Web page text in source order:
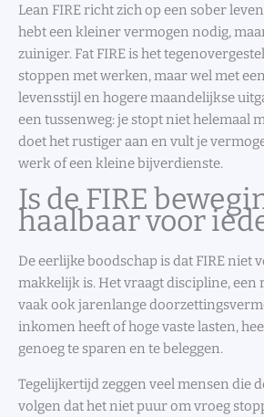
Lean FIRE richt zich op een sober
hebt een kleiner vermogen nodig,
zuiniger. Fat FIRE is het
stoppen met werken, maar wel met
levensstijl en hogere maandelijkse
een tussenweg: je stopt niet helemaal
doet het rustiger aan en vult je
werk of een kleine bijverdienste.
Is de FIRE
haalbaar voor
De eerlijke boodschap is dat FIRE niet
makkelijk is. Het vraagt discipline,
vaak ook jarenlange
inkomen heeft of hoge vaste lasten,
genoeg te sparen en te beleggen.
Tegelijkertijd zeggen veel mensen die
volgen dat het niet puur om vroeg